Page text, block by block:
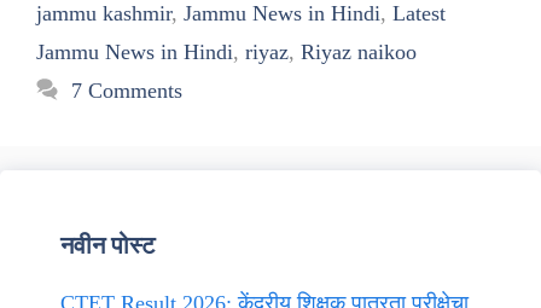
jammu kashmir, Jammu News in Hindi, Latest
Jammu News in Hindi, riyaz, Riyaz naikoo
7 Comments
नवीन पोस्ट